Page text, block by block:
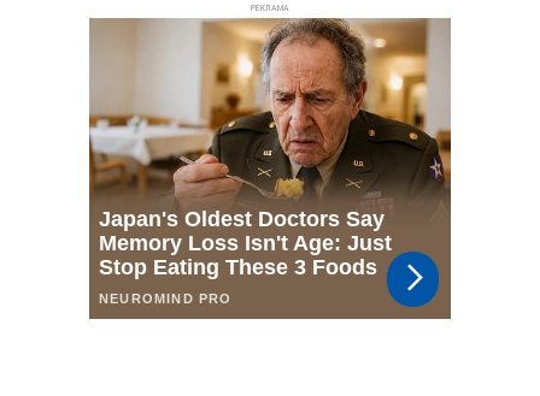
РЕКЛАМА